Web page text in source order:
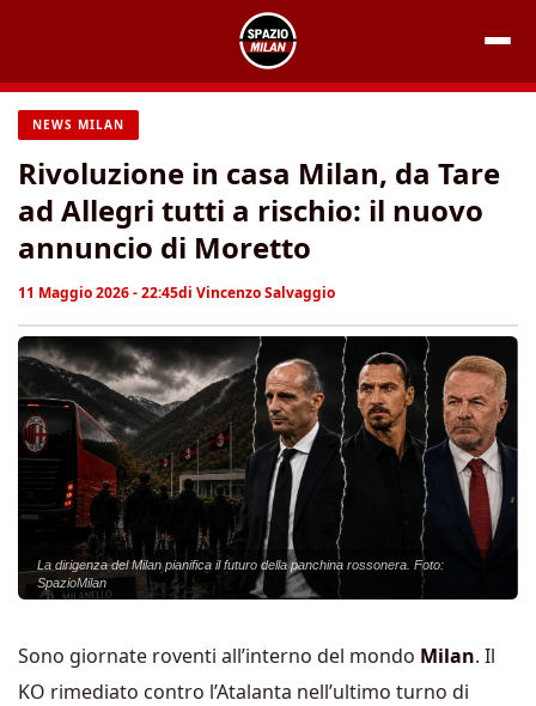
contenuto
NEWS MILAN
Rivoluzione in casa Milan, da Tare
ad Allegri tutti a rischio: il nuovo
annuncio di Moretto
11 Maggio 2026 - 22:45di Vincenzo Salvaggio
La dirigenza del Milan pianifica il futuro della panchina rossonera. Foto:
SpazioMilan
Sono giornate roventi all’interno del mondo Milan. Il
KO rimediato contro l’Atalanta nell’ultimo turno di